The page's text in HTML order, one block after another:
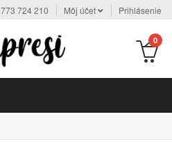
724 210 Môj účet Prihlásenie
0